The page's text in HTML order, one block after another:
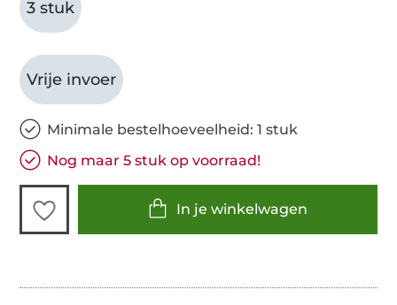
3 stuk
Vrije invoer
Minimale bestelhoeveelheid: 1 stuk
Nog maar 5 stuk op voorraad!
In je winkelwagen